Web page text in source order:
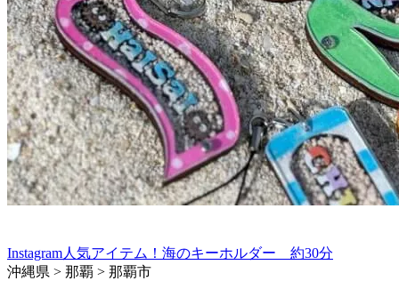
Instagram人気アイテム！海のキーホルダー 約30分
沖縄県 > 那覇 > 那覇市